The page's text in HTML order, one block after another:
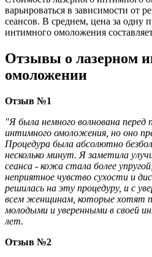
варьироваться в зависимости от
сеансов. В среднем, цена за одну
интимного омоложения
Отзывы о лазерном
омоложении
Отзыв №1
"Я была немного волнована перед
интимного омоложения, но оно
Процедура была абсолютно
несколько минут. Я заметила
сеанса - кожа стала более
неприятное чувство сухости и
решилась на эту процедуру, и с
всем женщинам, которые хотят
молодыми и уверенными в своей
лет.
Отзыв №2